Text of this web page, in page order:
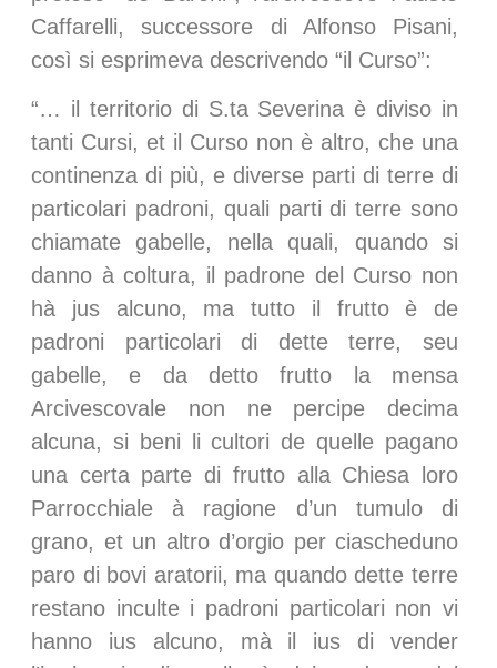
Caffarelli, successore di Alfonso Pisani,
così si esprimeva descrivendo “il Curso”:
“… il territorio di S.ta Severina è diviso in
tanti Cursi, et il Curso non è altro, che una
continenza di più, e diverse parti di terre di
particolari padroni, quali parti di terre sono
chiamate gabelle, nella quali, quando si
danno à coltura, il padrone del Curso non
hà jus alcuno, ma tutto il frutto è de
padroni particolari di dette terre, seu
gabelle, e da detto frutto la mensa
Arcivescovale non ne percipe decima
alcuna, si beni li cultori de quelle pagano
una certa parte di frutto alla Chiesa loro
Parrocchiale à ragione d’un tumulo di
grano, et un altro d’orgio per ciascheduno
paro di bovi aratorii, ma quando dette terre
restano inculte i padroni particolari non vi
hanno ius alcuno, mà il ius di vender